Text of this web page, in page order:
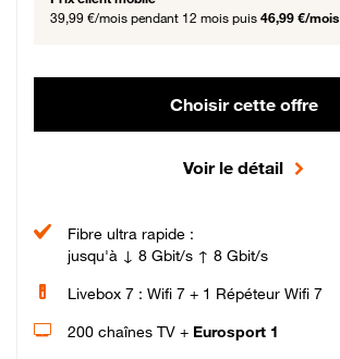
39,99 €/mois pendant 12 mois puis 46,99 €/mois
Choisir cette offre
Voir le détail
Fibre ultra rapide :
jusqu'à ↓ 8 Gbit/s ↑ 8 Gbit/s
Livebox 7 : Wifi 7 + 1 Répéteur Wifi 7
200 chaînes TV + Eurosport 1